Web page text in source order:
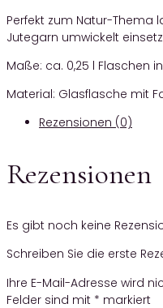
Perfekt zum Natur-Thema
Jutegarn umwickelt
Maße: ca. 0,25 l Flaschen
Material: Glasflasche mit
Rezensionen (0)
Rezensionen
Es gibt noch keine
Schreiben Sie die erste
Ihre E-Mail-Adresse wird
Felder sind mit * markiert